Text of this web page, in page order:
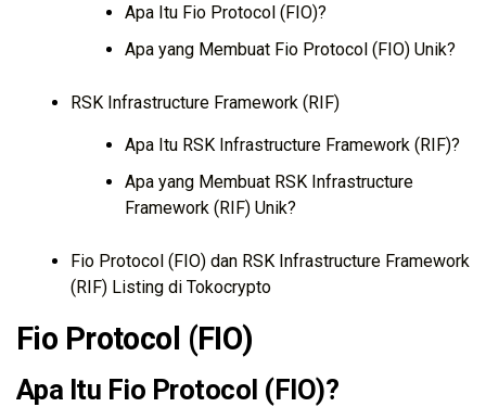
Apa Itu Fio Protocol (FIO)?
Apa yang Membuat Fio Protocol (FIO) Unik?
RSK Infrastructure Framework (RIF)
Apa Itu RSK Infrastructure Framework (RIF)?
Apa yang Membuat RSK Infrastructure
Framework (RIF) Unik?
Fio Protocol (FIO) dan RSK Infrastructure Framework
(RIF) Listing di Tokocrypto
Fio Protocol (FIO)
Apa Itu Fio Protocol (FIO)?